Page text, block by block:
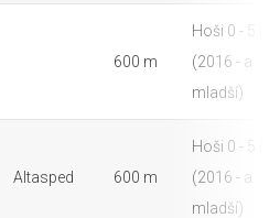
600 m
Hoši 0 - 5 let
(2016 - a
mladší)
Altasped 600 m
Hoši 0 - 5 let
(2016 - a
mladší)